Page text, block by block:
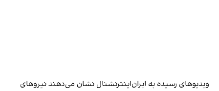
ویدیوهای رسیده به ایران‌اینترنشنال نشان می‌دهند نیروهای